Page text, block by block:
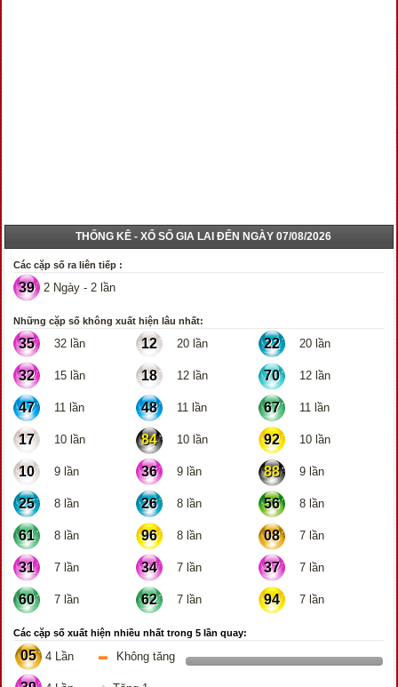
THỐNG KÊ - XỔ SỐ GIA LAI ĐẾN NGÀY 07/08/2026
Các cặp số ra liên tiếp :
39 2 Ngày - 2 lần
Những cặp số không xuất hiện lâu nhất:
35 32 lần 12 20 lần 22 20 lần
32 15 lần 18 12 lần 70 12 lần
47 11 lần 48 11 lần 67 11 lần
17 10 lần 84 10 lần 92 10 lần
10 9 lần 36 9 lần 88 9 lần
25 8 lần 26 8 lần 56 8 lần
61 8 lần 96 8 lần 08 7 lần
31 7 lần 34 7 lần 37 7 lần
60 7 lần 62 7 lần 94 7 lần
Các cặp số xuất hiện nhiều nhất trong 5 lần quay:
05 4 Lần Không tăng